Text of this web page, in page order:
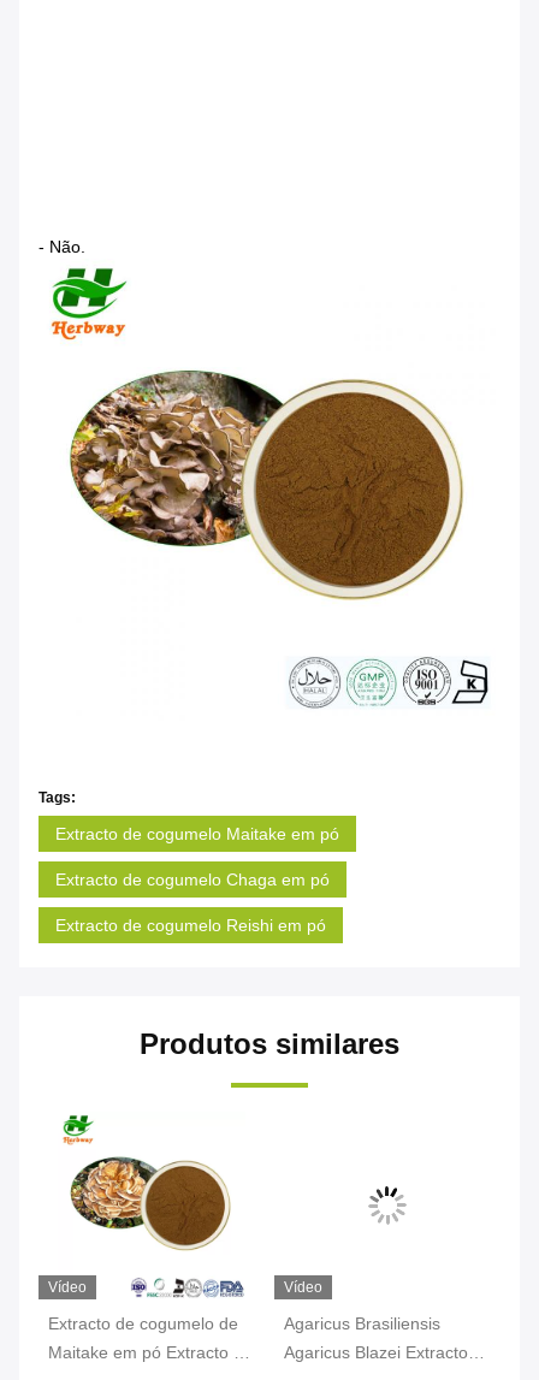
- Não.
Tags:
Extracto de cogumelo Maitake em pó
Extracto de cogumelo Chaga em pó
Extracto de cogumelo Reishi em pó
Produtos similares
Vídeo
Extracto de cogumelo de
Maitake em pó Extracto de
Vídeo
Agaricus Brasiliensis
Agaricus Blazei Extracto